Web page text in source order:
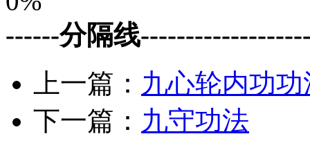
------分隔线
上一篇： 九心轮内功功
下一篇： 九守功法